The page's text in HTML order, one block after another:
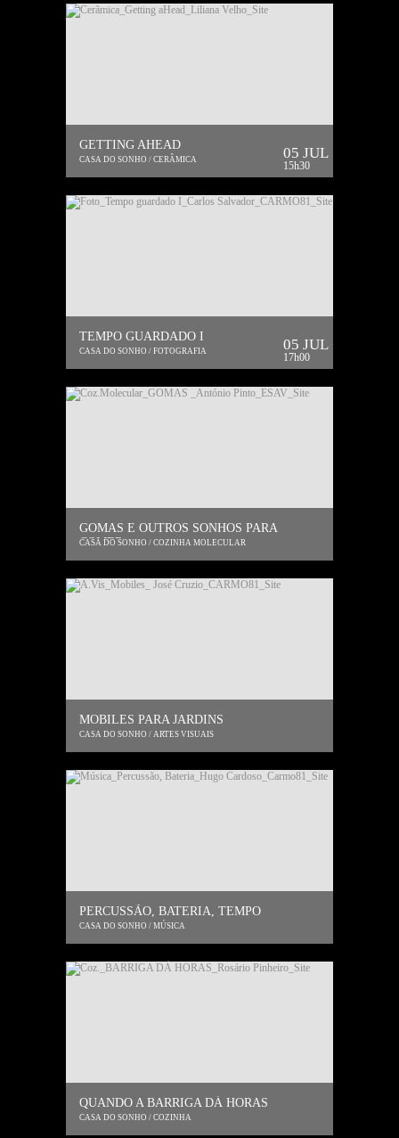
GETTING AHEAD
CASA DO SONHO / CERÂMICA 05 JUL
15h30
TEMPO GUARDADO I
CASA DO SONHO / FOTOGRAFIA 05 JUL
17h00
GOMAS E OUTROS SONHOS PARA
COMER
CASA DO SONHO / COZINHA MOLECULAR
MOBILES PARA JARDINS
CASA DO SONHO / ARTES VISUAIS
PERCUSSÃO, BATERIA, TEMPO
CASA DO SONHO / MÚSICA
QUANDO A BARRIGA DÁ HORAS
CASA DO SONHO / COZINHA